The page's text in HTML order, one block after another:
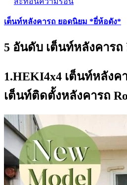
เต็นท์หลังคารถ ยอดนิยม *ยี่ห้อดัง*
5 อันดับ เต็นท์หลังคาร
1.HEKI4x4 เต็นท์หลังค
เต็นท์ติดตั้งหลังคารถ